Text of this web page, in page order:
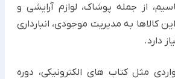
از جمله پوشاک، لوازم آرایشی و
کالاها به مدیریت موجودی، انبارداری
دارد.
مثل کتاب های الکترونیکی، دوره